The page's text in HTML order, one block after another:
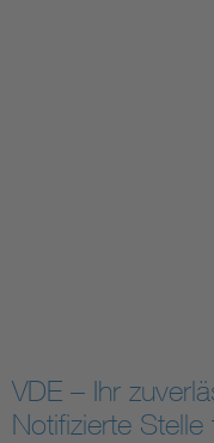
VDE – Ihr
Notifizierte